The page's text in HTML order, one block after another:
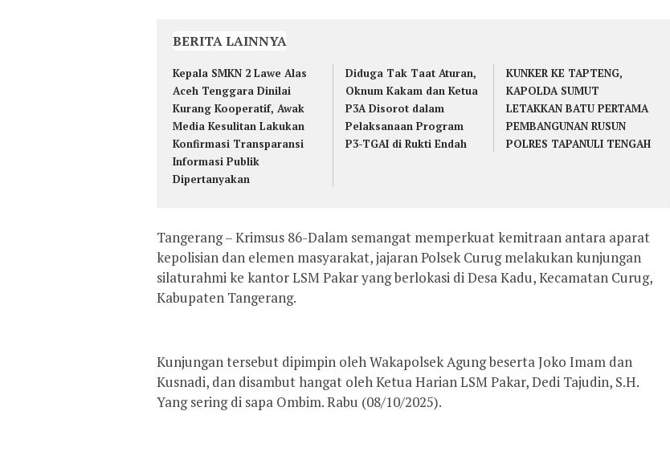
BERITA LAINNYA
Kepala SMKN 2 Lawe Alas
Aceh Tenggara Dinilai
Kurang Kooperatif, Awak
Media Kesulitan Lakukan
Konfirmasi Transparansi
Informasi Publik
Dipertanyakan
Diduga Tak Taat Aturan,
Oknum Kakam dan Ketua
P3A Disorot dalam
Pelaksanaan Program
P3-TGAI di Rukti Endah
KUNKER KE TAPTENG,
KAPOLDA SUMUT
LETAKKAN BATU PERTAMA
PEMBANGUNAN RUSUN
POLRES TAPANULI TENGAH
‎Tangerang – Krimsus 86-Dalam semangat memperkuat kemitraan antara aparat
kepolisian dan elemen masyarakat, jajaran Polsek Curug melakukan kunjungan
silaturahmi ke kantor LSM Pakar yang berlokasi di Desa Kadu, Kecamatan Curug,
Kabupaten Tangerang.
‎Kunjungan tersebut dipimpin oleh Wakapolsek Agung beserta Joko Imam dan
Kusnadi, dan disambut hangat oleh Ketua Harian LSM Pakar, Dedi Tajudin, S.H.
Yang sering di sapa Ombim. Rabu (08/10/2025).